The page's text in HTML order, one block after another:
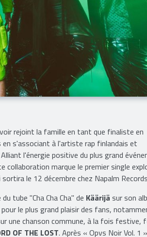
rejoint la famille en tant que finaliste en
s'associant à l'artiste rap finlandais et
l'énergie positive du plus grand
collaboration marque le premier single
le 12 décembre chez Napalm
tube "Cha Cha Cha" de Käärijä sur son
le plus grand plaisir des fans,
une chanson commune, à la fois festive,
OF THE LOST. Après « Opvs Noir Vol. 1